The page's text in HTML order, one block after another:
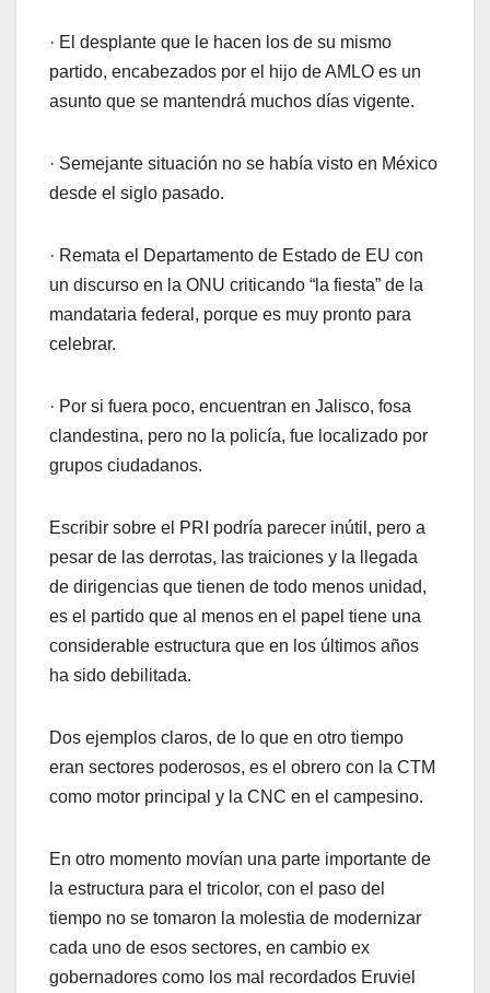
· El desplante que le hacen los de su mismo
partido, encabezados por el hijo de AMLO es un
asunto que se mantendrá muchos días vigente.
· Semejante situación no se había visto en México
desde el siglo pasado.
· Remata el Departamento de Estado de EU con
un discurso en la ONU criticando “la fiesta” de la
mandataria federal, porque es muy pronto para
celebrar.
· Por si fuera poco, encuentran en Jalisco, fosa
clandestina, pero no la policía, fue localizado por
grupos ciudadanos.
Escribir sobre el PRI podría parecer inútil, pero a
pesar de las derrotas, las traiciones y la llegada
de dirigencias que tienen de todo menos unidad,
es el partido que al menos en el papel tiene una
considerable estructura que en los últimos años
ha sido debilitada.
Dos ejemplos claros, de lo que en otro tiempo
eran sectores poderosos, es el obrero con la CTM
como motor principal y la CNC en el campesino.
En otro momento movían una parte importante de
la estructura para el tricolor, con el paso del
tiempo no se tomaron la molestia de modernizar
cada uno de esos sectores, en cambio ex
gobernadores como los mal recordados Eruviel